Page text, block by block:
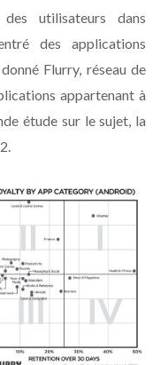
utilisateurs dans
des applications
Flurry, réseau de
appartenant à
étude sur le sujet, la